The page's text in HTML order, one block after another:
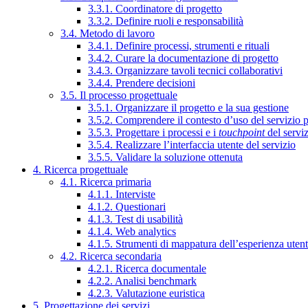
3.3.1. Coordinatore di progetto
3.3.2. Definire ruoli e responsabilità
3.4. Metodo di lavoro
3.4.1. Definire processi, strumenti e rituali
3.4.2. Curare la documentazione di progetto
3.4.3. Organizzare tavoli tecnici collaborativi
3.4.4. Prendere decisioni
3.5. Il processo progettuale
3.5.1. Organizzare il progetto e la sua gestione
3.5.2. Comprendere il contesto d’uso del servizio
3.5.3. Progettare i processi e i touchpointdel
3.5.4. Realizzare l’interfaccia utente del servizio
3.5.5. Validare la soluzione ottenuta
4. Ricerca progettuale
4.1. Ricerca primaria
4.1.1. Interviste
4.1.2. Questionari
4.1.3. Test di usabilità
4.1.4. Web analytics
4.1.5. Strumenti di mappatura dell’esperienza
4.2. Ricerca secondaria
4.2.1. Ricerca documentale
4.2.2. Analisi benchmark
4.2.3. Valutazione euristica
5. Progettazione dei servizi